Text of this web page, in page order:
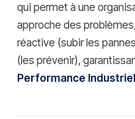
qui permet à une
approche des
réactive (subir les
(les prévenir),
Performance